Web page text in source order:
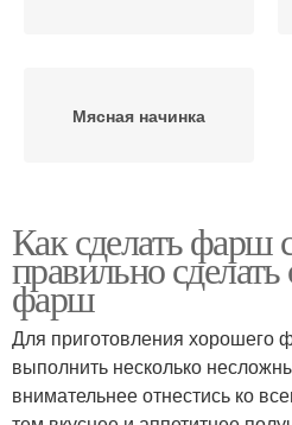
Мясная начинка
Как сделать фарш
правильно
фарш
Для приготовления хорошего
выполнить несколько
внимательнее отнестись ко